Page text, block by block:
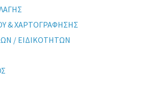
& ΧΑΡΤΟΓΡΑΦΗΣΗΣ
/ ΕΙΔΙΚΟΤΗΤΩΝ